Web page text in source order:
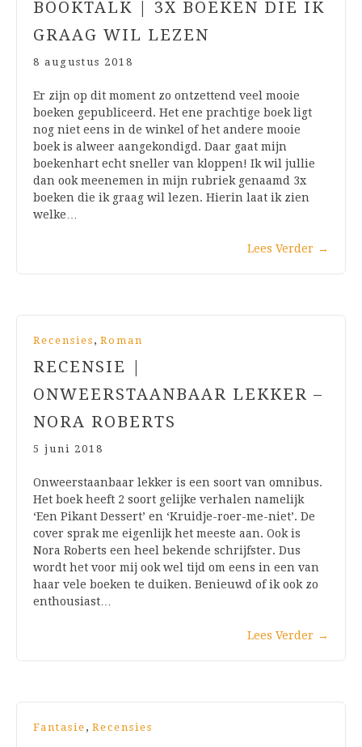
BOOKTALK | 3X BOEKEN DIE IK
GRAAG WIL LEZEN
8 augustus 2018
Er zijn op dit moment zo ontzettend veel mooie
boeken gepubliceerd. Het ene prachtige boek ligt
nog niet eens in de winkel of het andere mooie
boek is alweer aangekondigd. Daar gaat mijn
boekenhart echt sneller van kloppen! Ik wil jullie
dan ook meenemen in mijn rubriek genaamd 3x
boeken die ik graag wil lezen. Hierin laat ik zien
welke…
Lees Verder →
Recensies , Roman
RECENSIE |
ONWEERSTAANBAAR LEKKER –
NORA ROBERTS
5 juni 2018
Onweerstaanbaar lekker is een soort van omnibus.
Het boek heeft 2 soort gelijke verhalen namelijk
‘Een Pikant Dessert’ en ‘Kruidje-roer-me-niet’. De
cover sprak me eigenlijk het meeste aan. Ook is
Nora Roberts een heel bekende schrijfster. Dus
wordt het voor mij ook wel tijd om eens in een van
haar vele boeken te duiken. Benieuwd of ik ook zo
enthousiast…
Lees Verder →
Fantasie , Recensies